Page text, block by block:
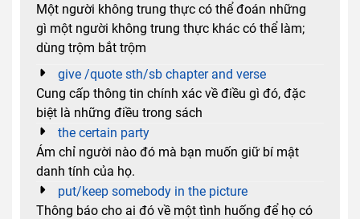
Một người không trung thực có thể đoán những
gì một người không trung thực khác có thể làm;
dùng trộm bắt trộm
give /quote sth/sb chapter and verse
Cung cấp thông tin chính xác về điều gì đó, đặc
biệt là những điều trong sách
the certain party
Ám chỉ người nào đó mà bạn muốn giữ bí mật
danh tính của họ.
put/keep somebody in the picture
Thông báo cho ai đó về một tình huống để họ có